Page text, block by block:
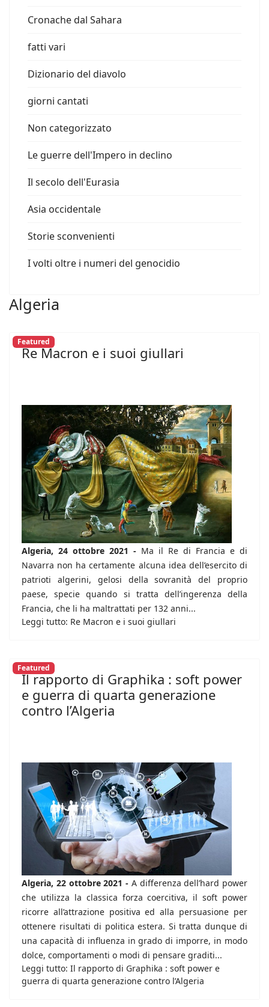
Cronache dal Sahara
fatti vari
Dizionario del diavolo
giorni cantati
Non categorizzato
Le guerre dell'Impero in declino
Il secolo dell'Eurasia
Asia occidentale
Storie sconvenienti
I volti oltre i numeri del genocidio
Algeria
Featured
Re Macron e i suoi giullari
Algeria, 24 ottobre 2021 - Ma il Re di Francia e di
Navarra non ha certamente alcuna idea dell’esercito di
patrioti algerini, gelosi della sovranità del proprio
paese, specie quando si tratta dell’ingerenza della
Francia, che li ha maltrattati per 132 anni...
Leggi tutto: Re Macron e i suoi giullari
Featured
Il rapporto di Graphika : soft power
e guerra di quarta generazione
contro l’Algeria
Algeria, 22 ottobre 2021 - A differenza dell’hard power
che utilizza la classica forza coercitiva, il soft power
ricorre all’attrazione positiva ed alla persuasione per
ottenere risultati di politica estera. Si tratta dunque di
una capacità di influenza in grado di imporre, in modo
dolce, comportamenti o modi di pensare graditi...
Leggi tutto: Il rapporto di Graphika : soft power e
guerra di quarta generazione contro l’Algeria